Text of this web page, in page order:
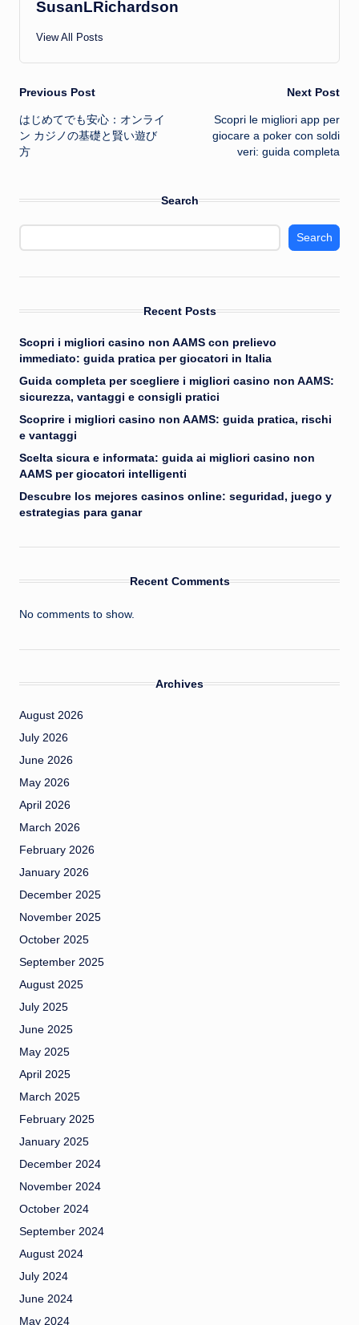
SusanLRichardson
View All Posts
Post
navigation
Previous Post
はじめてでも安心：オンライ
ン カジノの基礎と賢い遊び
方
Next Post
Scopri le migliori app per
giocare a poker con soldi
veri: guida completa
Search
Search
Recent Posts
Scopri i migliori casino non AAMS con prelievo
immediato: guida pratica per giocatori in Italia
Guida completa per scegliere i migliori casino non AAMS:
sicurezza, vantaggi e consigli pratici
Scoprire i migliori casino non AAMS: guida pratica, rischi
e vantaggi
Scelta sicura e informata: guida ai migliori casino non
AAMS per giocatori intelligenti
Descubre los mejores casinos online: seguridad, juego y
estrategias para ganar
Recent Comments
No comments to show.
Archives
August 2026
July 2026
June 2026
May 2026
April 2026
March 2026
February 2026
January 2026
December 2025
November 2025
October 2025
September 2025
August 2025
July 2025
June 2025
May 2025
April 2025
March 2025
February 2025
January 2025
December 2024
November 2024
October 2024
September 2024
August 2024
July 2024
June 2024
May 2024